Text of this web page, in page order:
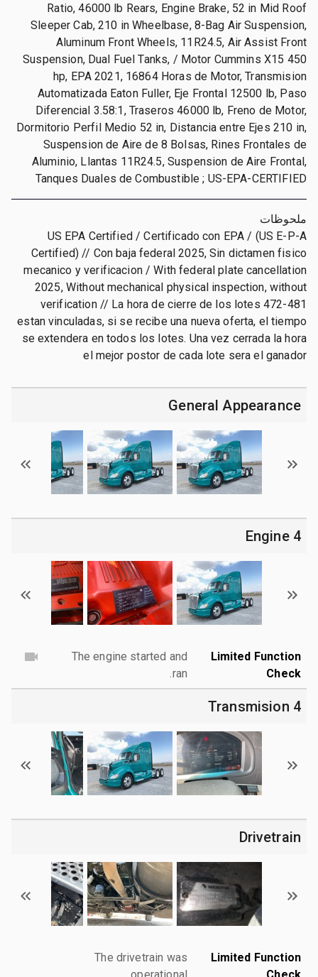
Ratio, 46000 lb Rears, Engine Brake, 52 in Mid Roof
Sleeper Cab, 210 in Wheelbase, 8-Bag Air Suspension,
Aluminum Front Wheels, 11R24.5, Air Assist Front
Suspension, Dual Fuel Tanks, / Motor Cummins X15 450
hp, EPA 2021, 16864 Horas de Motor, Transmision
Automatizada Eaton Fuller, Eje Frontal 12500 lb, Paso
Diferencial 3.58:1, Traseros 46000 lb, Freno de Motor,
Dormitorio Perfil Medio 52 in, Distancia entre Ejes 210 in,
Suspension de Aire de 8 Bolsas, Rines Frontales de
Aluminio, Llantas 11R24.5, Suspension de Aire Frontal,
Tanques Duales de Combustible ; US-EPA-CERTIFIED
ملحوظات
US EPA Certified / Certificado con EPA / (US E-P-A
Certified) // Con baja federal 2025, Sin dictamen fisico
mecanico y verificacion / With federal plate cancellation
2025, Without mechanical physical inspection, without
verification // La hora de cierre de los lotes 472-481
estan vinculadas, si se recibe una nueva oferta, el tiempo
se extendera en todos los lotes. Una vez cerrada la hora
el mejor postor de cada lote sera el ganador
General Appearance
4 Engine
Limited Function
Check
The engine started and
ran.
4 Transmision
Drivetrain
Limited Function
The drivetrain was